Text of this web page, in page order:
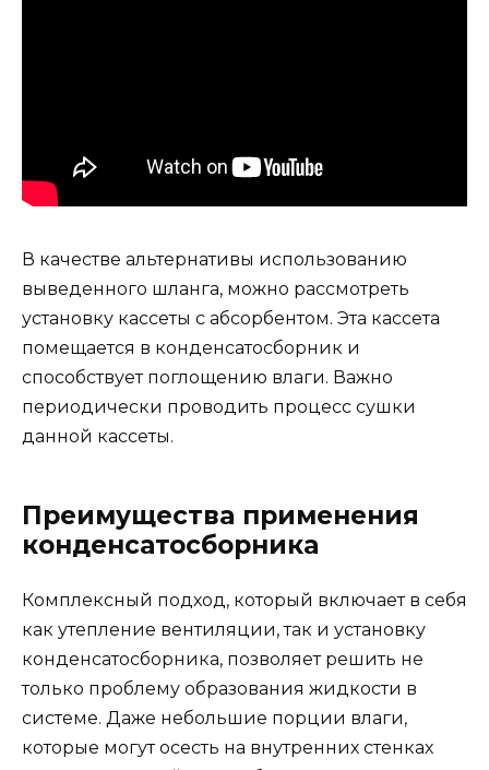
В качестве альтернативы использованию
выведенного шланга, можно рассмотреть
установку кассеты с абсорбентом. Эта кассета
помещается в конденсатосборник и
способствует поглощению влаги. Важно
периодически проводить процесс сушки
данной кассеты.
Преимущества применения
конденсатосборника
Комплексный подход, который включает в себя
как утепление вентиляции, так и установку
конденсатосборника, позволяет решить не
только проблему образования жидкости в
системе. Даже небольшие порции влаги,
которые могут осесть на внутренних стенках